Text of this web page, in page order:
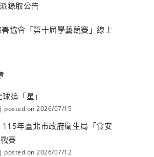
錄取公告
協會「第十屆學藝競賽」線上
追「星」
| posted on 2026/07/15
年臺北市政府衛生局「食安
賽
| posted on 2026/07/12